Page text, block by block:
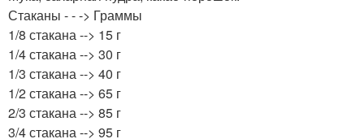
Стаканы - - -> Граммы
1/8 стакана --> 15 г
1/4 стакана --> 30 г
1/3 стакана --> 40 г
1/2 стакана --> 65 г
2/3 стакана --> 85 г
3/4 стакана --> 95 г